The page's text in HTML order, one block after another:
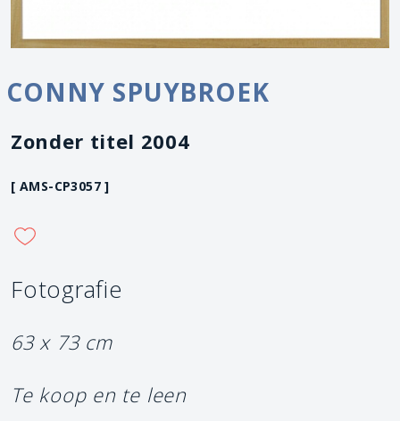
CONNY SPUYBROEK
Zonder titel 2004
[ AMS-CP3057 ]
Fotografie
63 x 73 cm
Te koop en te leen